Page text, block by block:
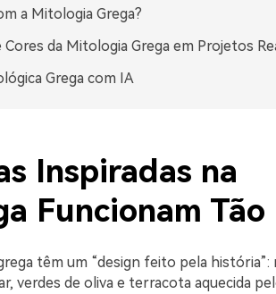
a Mitologia Grega?
da Mitologia Grega em Projetos
Grega com IA
Inspiradas na
Funcionam Tão
têm um “design feito pela
verdes de oliva e terracota aquecida